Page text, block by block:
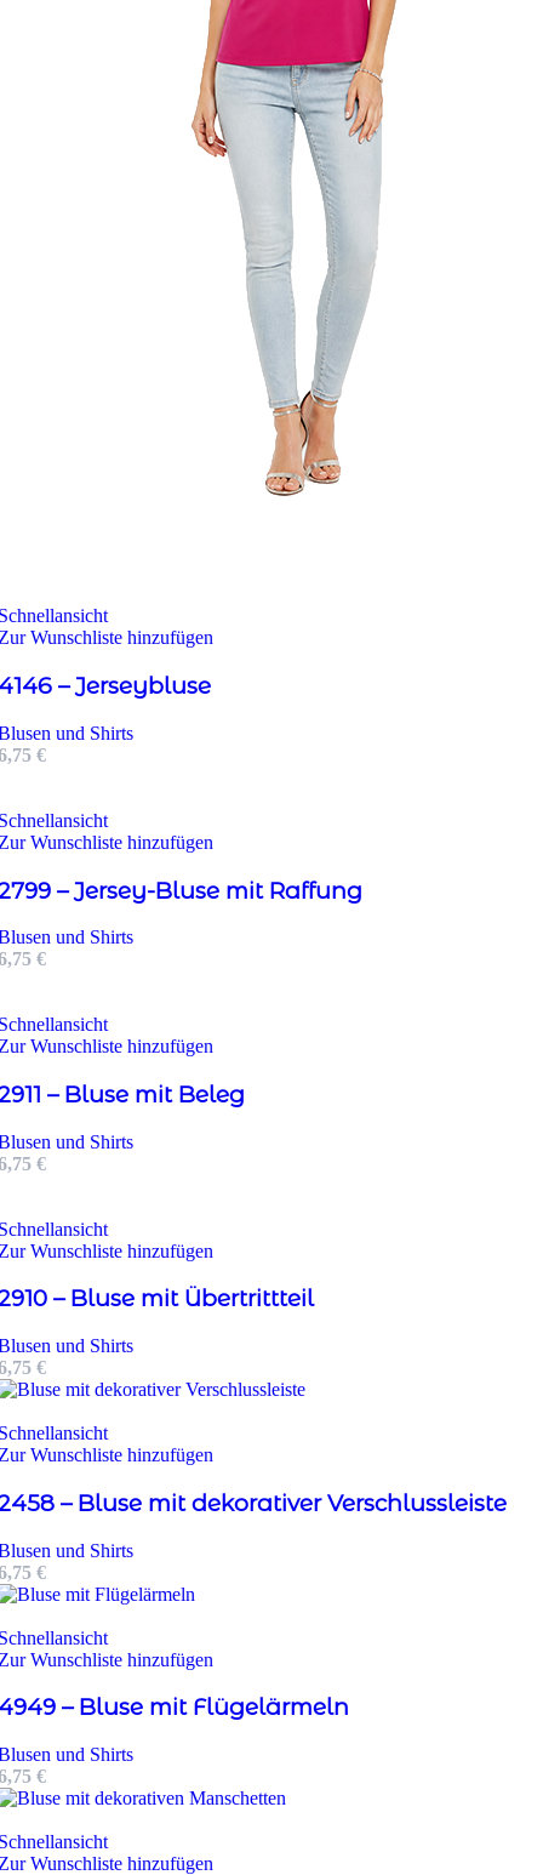
Wunschliste hinzufügen
– Jerseybluse
und Shirts
€
Wunschliste hinzufügen
– Jersey-Bluse mit Raffung
und Shirts
€
Wunschliste hinzufügen
– Bluse mit Beleg
und Shirts
€
Wunschliste hinzufügen
– Bluse mit Übertrittteil
und Shirts
€
Wunschliste hinzufügen
– Bluse mit dekorativer Verschlussleiste
und Shirts
€
Wunschliste hinzufügen
– Bluse mit Flügelärmeln
und Shirts
€
Wunschliste hinzufügen